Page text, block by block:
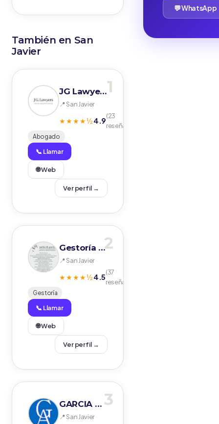
También en San
Javier
1
JG Lawyers
📍 San Javier
★★★★½4.9(23
reseñas)
Abogado
📞 Llamar
🌐 Web
Ver perfil →
2
Gestoría Avilés & Pardo
📍 San Javier
★★★★½4.5(37
reseñas)
Gestoría
📞 Llamar
🌐 Web
Ver perfil →
3
GARCIA ABOGADOS
📍 San Javier
💬 WhatsApp